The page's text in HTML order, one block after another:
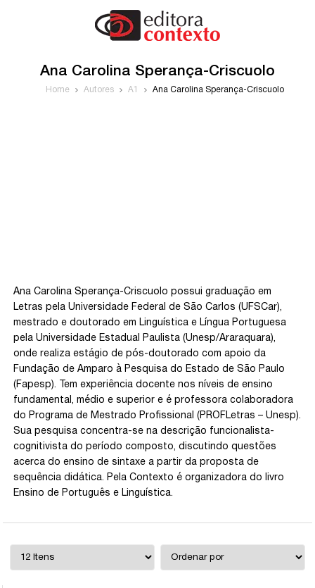
Ana Carolina Sperança-Criscuolo
Home Autores A1 Ana Carolina Sperança-Criscuolo
Ana Carolina Sperança-Criscuolo possui graduação em
Letras pela Universidade Federal de São Carlos (UFSCar),
mestrado e doutorado em Linguística e Língua Portuguesa
pela Universidade Estadual Paulista (Unesp/Araraquara),
onde realiza estágio de pós-doutorado com apoio da
Fundação de Amparo à Pesquisa do Estado de São Paulo
(Fapesp). Tem experiência docente nos níveis de ensino
fundamental, médio e superior e é professora colaboradora
do Programa de Mestrado Profissional (PROFLetras – Unesp).
Sua pesquisa concentra-se na descrição funcionalista-
cognitivista do período composto, discutindo questões
acerca do ensino de sintaxe a partir da proposta de
sequência didática. Pela Contexto é organizadora do livro
Ensino de Português e Linguística.